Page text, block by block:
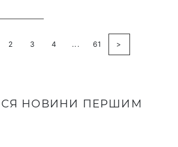
2 3 4 ... 61 >
НОВИНИ ПЕРШИМ